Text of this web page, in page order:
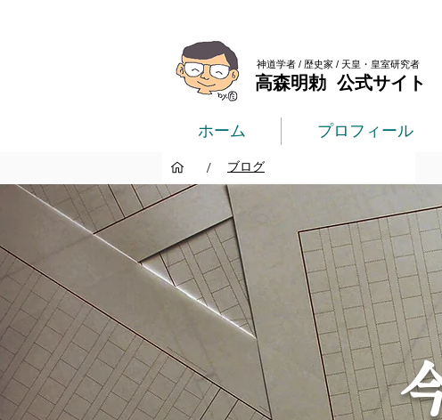
神道学者 / 歴史家 / 天皇・皇室研究者
高森明勅 公式サイト
ホーム プロフィール
/ ブログ